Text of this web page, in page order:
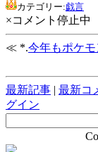
カテゴリー:戯言
×コメント停止中
≪ *.今年もポケモ
最新記事 | 最新コ
グイン